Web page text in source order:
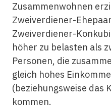
Zusammenwohnen
Zweiverdiener-
Zweiverdiener-
höher zu belasten als
Personen, die
gleich hohes
(beziehungsweise das
kommen.